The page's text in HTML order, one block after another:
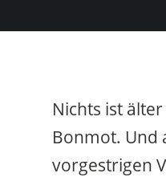
Nichts ist
Bonmot. Und
vorgestrigen